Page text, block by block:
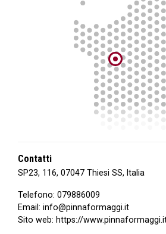
Contatti
SP23, 116, 07047 Thiesi SS, Italia
Telefono: 079886009
Email: info@pinnaformaggi.it
Sito web: https://